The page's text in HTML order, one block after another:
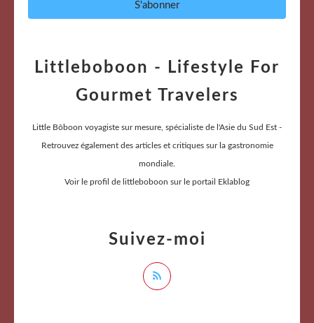
Littleboboon - Lifestyle For
Gourmet Travelers
Little Bôboon voyagiste sur mesure, spécialiste de l'Asie du Sud Est -
Retrouvez également des articles et critiques sur la gastronomie
mondiale.
Voir le profil de littleboboon sur le portail Eklablog
Suivez-moi